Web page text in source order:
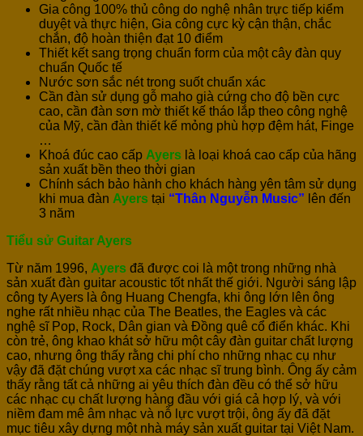
Gia công 100% thủ công do nghệ nhân trực tiếp kiểm
duyệt và thực hiện, Gia công cực kỳ cận thận, chắc
chắn, độ hoàn thiện đạt 10 điểm
Thiết kết sang trọng chuẩn form của một cây đàn quy
chuẩn Quốc tế
Nước sơn sắc nét trong suốt chuẩn xác
Cần đàn sử dụng gỗ maho già cứng cho độ bền cực
cao, cần đàn sơn mờ thiết kế tháo lắp theo công nghệ
của Mỹ, cần đàn thiết kế mỏng phù hợp đệm hát, Finge
…
Khoá đúc cao cấp Ayers là loại khoá cao cấp của hãng
sản xuất bền theo thời gian
Chính sách bảo hành cho khách hàng yên tâm sử dụng
khi mua đàn Ayers tại “Thân Nguyễn Music” lên đến
3 năm
Tiểu sử Guitar Ayers
Từ năm 1996, Ayers đã được coi là một trong những nhà
sản xuất đàn guitar acoustic tốt nhất thế giới. Người sáng lập
công ty Ayers là ông Huang Chengfa, khi ông lớn lên ông
nghe rất nhiều nhạc của The Beatles, the Eagles và các
nghệ sĩ Pop, Rock, Dân gian và Đồng quê cổ điển khác. Khi
còn trẻ, ông khao khát sở hữu một cây đàn guitar chất lượng
cao, nhưng ông thấy rằng chi phí cho những nhạc cụ như
vậy đã đặt chúng vượt xa các nhạc sĩ trung bình. Ông ấy cảm
thấy rằng tất cả những ai yêu thích đàn đều có thể sở hữu
các nhạc cụ chất lượng hàng đầu với giá cả hợp lý, và với
niềm đam mê âm nhạc và nỗ lực vượt trội, ông ấy đã đặt
mục tiêu xây dựng một nhà máy sản xuất guitar tại Việt Nam.